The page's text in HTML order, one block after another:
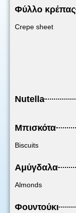
Φύλλο κρέπας
Crepe sheet
Nutella
Μπισκότα
Biscuits
Αμύγδαλα
Almonds
Φουντούκι